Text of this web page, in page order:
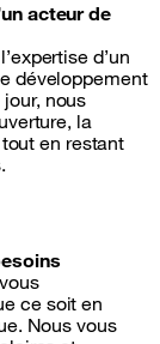
acteur de
d’un
développement
nous
la
en restant
ce soit en
Nous vous